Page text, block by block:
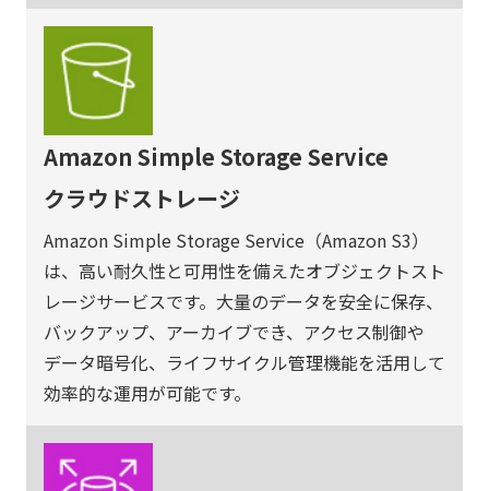
Amazon Simple Storage Service
クラウドストレージ
Amazon Simple Storage Service（Amazon S3）
は、高い耐久性と可用性を備えたオブジェクトスト
レージサービスです。大量のデータを安全に保存、
バックアップ、アーカイブでき、アクセス制御や
データ暗号化、ライフサイクル管理機能を活用して
効率的な運用が可能です。